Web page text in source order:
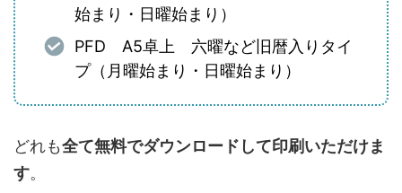
始まり・日曜始まり）
PFD A5卓上 六曜など旧暦入りタイ
プ（月曜始まり・日曜始まり）
どれも全て無料でダウンロードして印刷いただけま
す。